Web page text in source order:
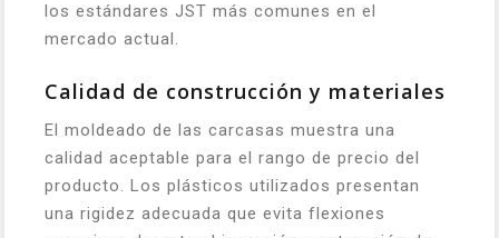
los estándares JST más comunes en el
mercado actual.
Calidad de construcción y materiales
El moldeado de las carcasas muestra una
calidad aceptable para el rango de precio del
producto. Los plásticos utilizados presentan
una rigidez adecuada que evita flexiones